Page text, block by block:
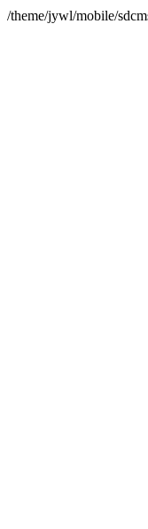
/theme/jywl/mobile/